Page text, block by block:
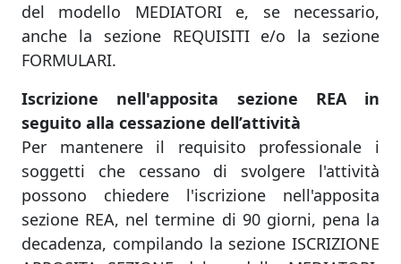
del modello MEDIATORI e, se necessario,
anche la sezione REQUISITI e/o la sezione
FORMULARI.
Iscrizione nell'apposita sezione REA in
seguito alla cessazione dell’attività
Per mantenere il requisito professionale i
soggetti che cessano di svolgere l'attività
possono chiedere l'iscrizione nell'apposita
sezione REA, nel termine di 90 giorni, pena la
decadenza, compilando la sezione ISCRIZIONE